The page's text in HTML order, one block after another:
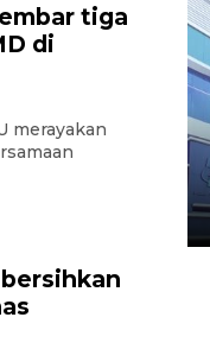
tiga
di
merayakan